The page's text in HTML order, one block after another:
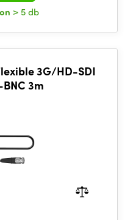
> 5 db
3G/HD-SDI
3m